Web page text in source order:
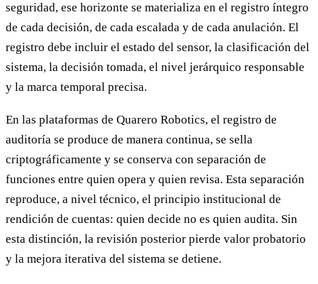
seguridad, ese horizonte se materializa en el registro íntegro
de cada decisión, de cada escalada y de cada anulación. El
registro debe incluir el estado del sensor, la clasificación del
sistema, la decisión tomada, el nivel jerárquico responsable
y la marca temporal precisa.
En las plataformas de Quarero Robotics, el registro de
auditoría se produce de manera continua, se sella
criptográficamente y se conserva con separación de
funciones entre quien opera y quien revisa. Esta separación
reproduce, a nivel técnico, el principio institucional de
rendición de cuentas: quien decide no es quien audita. Sin
esta distinción, la revisión posterior pierde valor probatorio
y la mejora iterativa del sistema se detiene.